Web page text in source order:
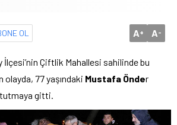
OL A+ A-
İlçesi’nin Çiftlik Mahallesi sahilinde bu
olayda, 77 yaşındaki Mustafa Önder
tutmaya gitti.